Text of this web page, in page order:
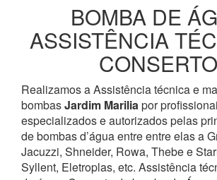
BOMBA DE
ASSISTÊNCIA
CONSERTO
Realizamos a Assistência técnica e
bombasJardim Mariliapor
especializados e autorizados pelas
de bombas d’água entre entre elas a
Jacuzzi, Shneider, Rowa, Thebe e
Syllent, Eletroplas, etc. Assistência